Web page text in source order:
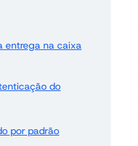
entrega na caixa
do
por padrão